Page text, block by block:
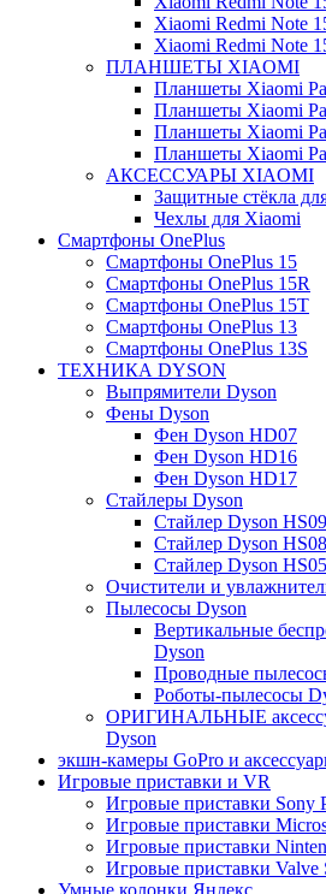
Xiaomi Redmi Note
Xiaomi Redmi Note
ПЛАНШЕТЫ XIAOMI
Планшеты Xiaomi
Планшеты Xiaomi
Планшеты Xiaomi
Планшеты Xiaomi
АКСЕССУАРЫ XIAOMI
Защитные стёкла
Чехлы для Xiaomi
Смартфоны OnePlus
Смартфоны OnePlus 15
Смартфоны OnePlus 15R
Смартфоны OnePlus 15T
Смартфоны OnePlus 13
Смартфоны OnePlus 13S
ТЕХНИКА DYSON
Выпрямители Dyson
Фены Dyson
Фен Dyson HD07
Фен Dyson HD16
Фен Dyson HD17
Стайлеры Dyson
Стайлер Dyson HS09
Стайлер Dyson HS08
Стайлер Dyson HS05
Очистители и
Пылесосы Dyson
Вертикальные
Dyson
Проводные
Роботы-пылесосы
ОРИГИНАЛЬНЫЕ
Dyson
экшн-камеры GoPro и
Игровые приставки и VR
Игровые приставки Sony
Игровые приставки
Игровые приставки
Игровые приставки Valve
Умные колонки Яндекс